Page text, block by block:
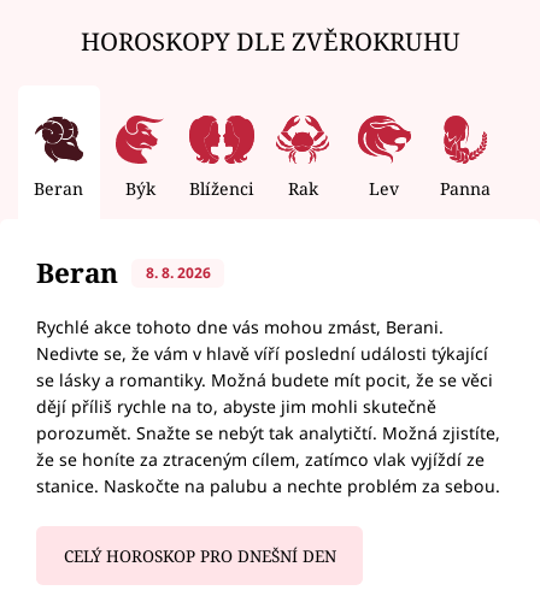
HOROSKOPY DLE ZVĚROKRUHU
Beran Býk Blíženci Rak Lev Panna
Beran 8. 8. 2026
Rychlé akce tohoto dne vás mohou zmást, Berani.
Nedivte se, že vám v hlavě víří poslední události týkající
se lásky a romantiky. Možná budete mít pocit, že se věci
dějí příliš rychle na to, abyste jim mohli skutečně
porozumět. Snažte se nebýt tak analytičtí. Možná zjistíte,
že se honíte za ztraceným cílem, zatímco vlak vyjíždí ze
stanice. Naskočte na palubu a nechte problém za sebou.
CELÝ HOROSKOP PRO DNEŠNÍ DEN